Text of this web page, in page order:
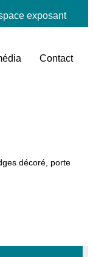
exposant
Contact
décoré, porte